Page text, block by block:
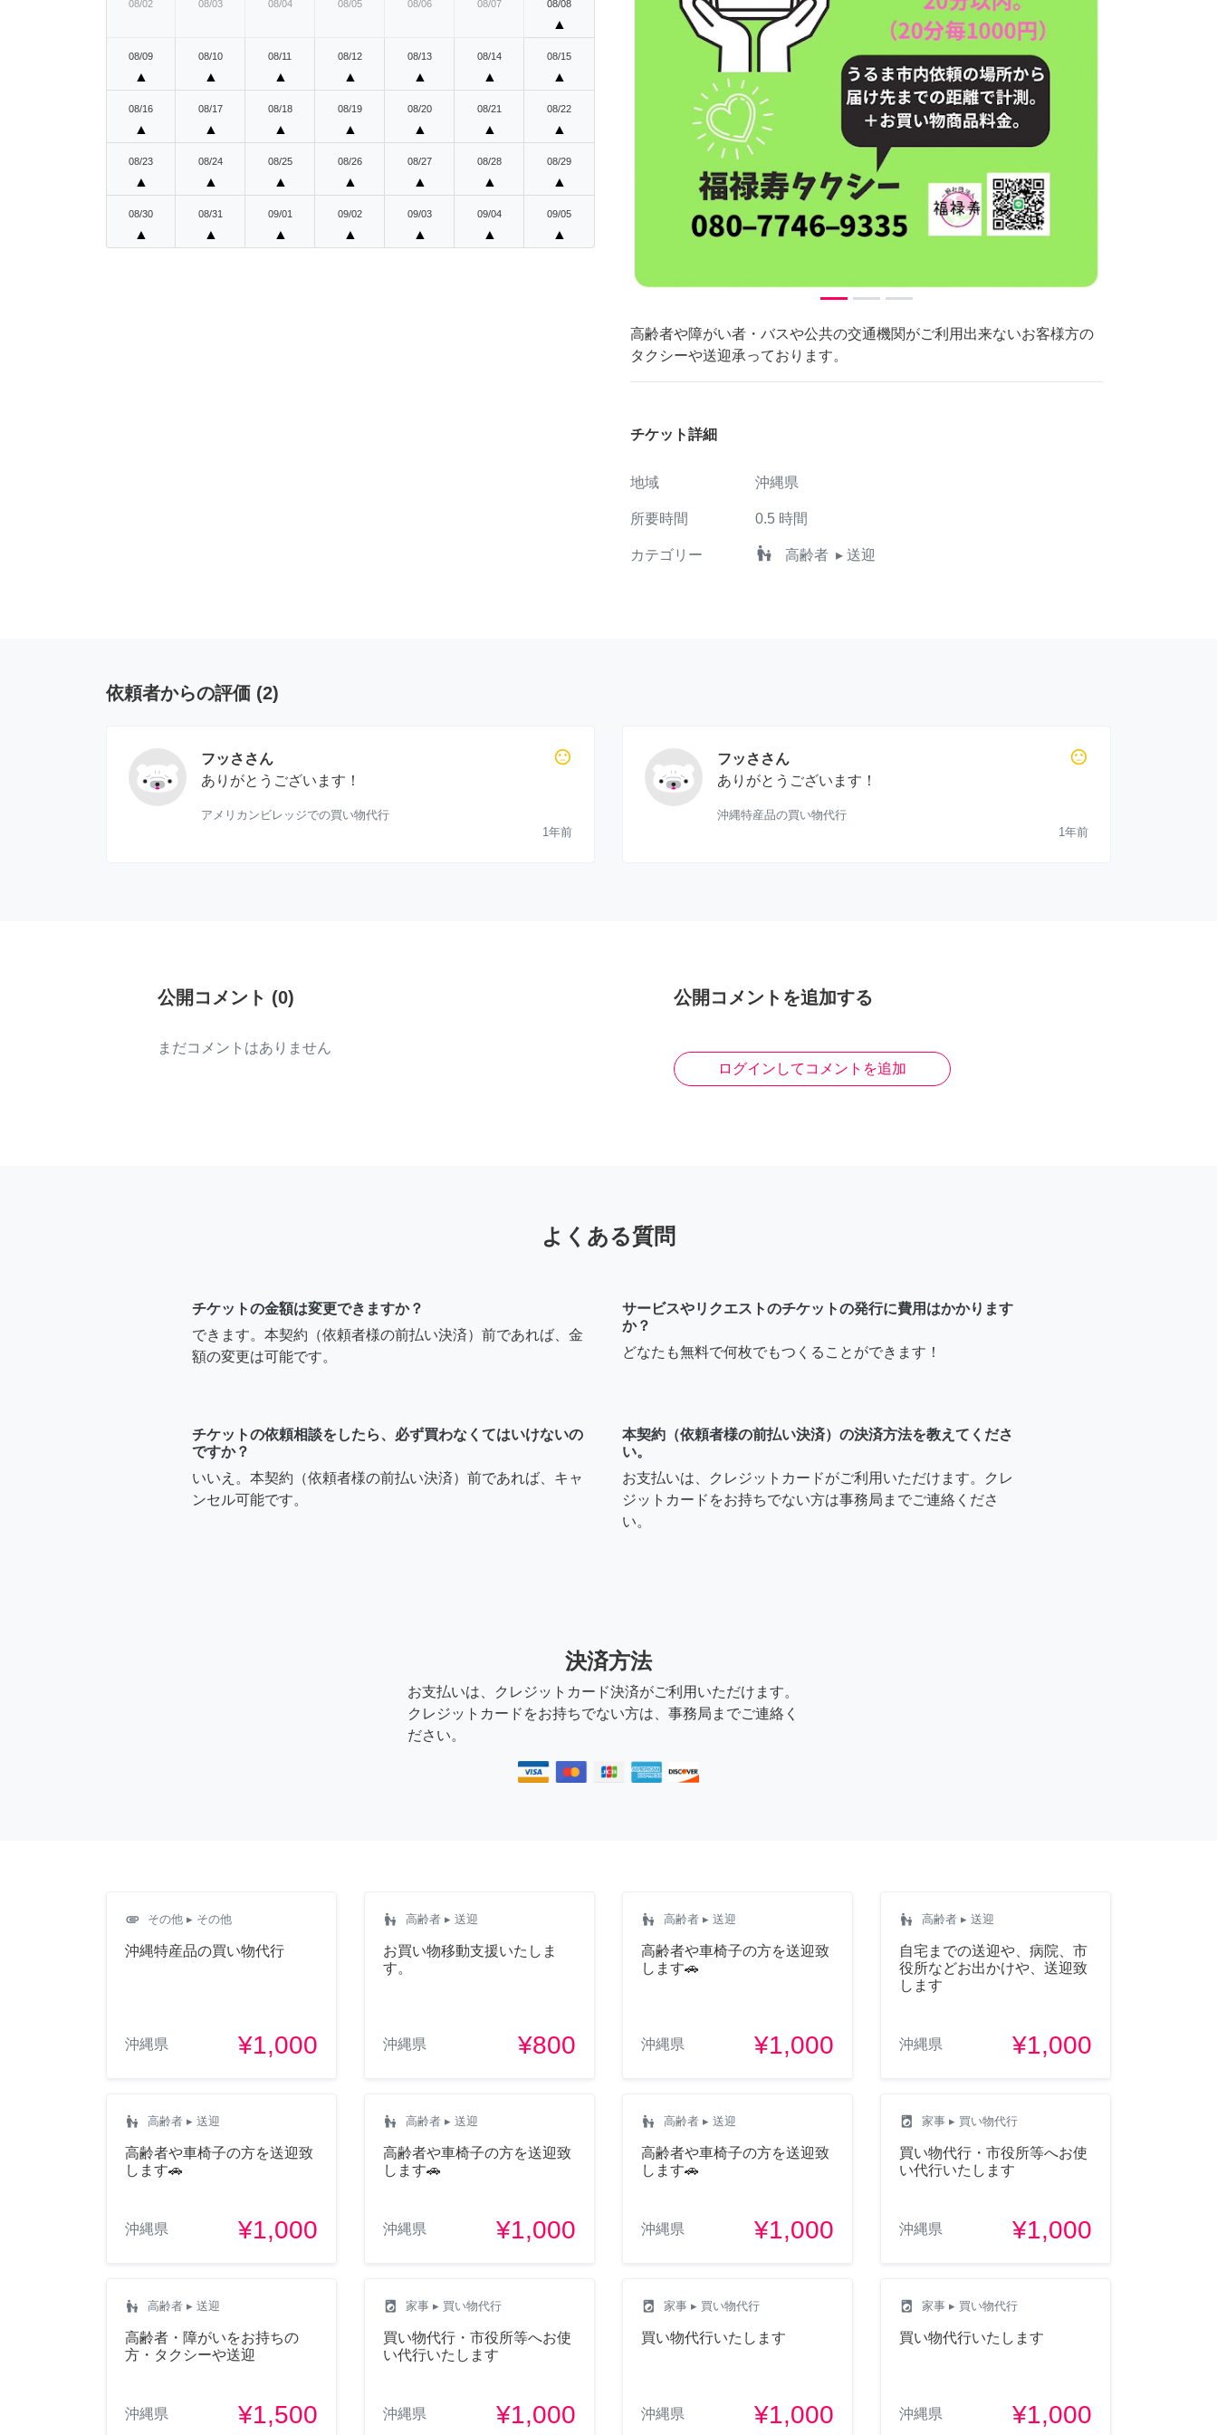
08/02 08/03 08/04 08/05 08/06 08/07 08/08
▲
08/09
▲
08/10
▲
08/11
▲
08/12
▲
08/13
▲
08/14
▲
08/15
▲
08/16
▲
08/17
▲
08/18
▲
08/19
▲
08/20
▲
08/21
▲
08/22
▲
08/23
▲
08/24
▲
08/25
▲
08/26
▲
08/27
▲
08/28
▲
08/29
▲
08/30
▲
08/31
▲
09/01
▲
09/02
▲
09/03
▲
09/04
▲
09/05
▲
高齢者や障がい者・バスや公共の交通機関がご利用出来ないお客様方の
タクシーや送迎承っております。
チケット詳細
地域 沖縄県
所要時間 0.5 時間
カテゴリー escalator_warning 高齢者 ▸ 送迎
依頼者からの評価 (2)
sentiment_neutral
フッささん
ありがとうございます！
アメリカンビレッジでの買い物代行
1年前
sentiment_neutral
フッささん
ありがとうございます！
沖縄特産品の買い物代行
1年前
公開コメント (0)
まだコメントはありません
公開コメントを追加する
ログインしてコメントを追加
よくある質問
チケットの金額は変更できますか？
できます。本契約（依頼者様の前払い決済）前であれば、金
額の変更は可能です。
サービスやリクエストのチケットの発行に費用はかかります
か？
どなたも無料で何枚でもつくることができます！
チケットの依頼相談をしたら、必ず買わなくてはいけないの
ですか？
いいえ。本契約（依頼者様の前払い決済）前であれば、キャ
ンセル可能です。
本契約（依頼者様の前払い決済）の決済方法を教えてくださ
い。
お支払いは、クレジットカードがご利用いただけます。クレ
ジットカードをお持ちでない方は事務局までご連絡くださ
い。
決済方法
お支払いは、クレジットカード決済がご利用いただけます。
クレジットカードをお持ちでない方は、事務局までご連絡く
ださい。
attachment その他 ▸ その他
沖縄特産品の買い物代行
沖縄県 ¥1,000
escalator_warning 高齢者 ▸ 送迎
お買い物移動支援いたしま
す。
沖縄県 ¥800
escalator_warning 高齢者 ▸ 送迎
高齢者や車椅子の方を送迎致
します🚗
沖縄県 ¥1,000
escalator_warning 高齢者 ▸ 送迎
自宅までの送迎や、病院、市
役所などお出かけや、送迎致
します
沖縄県 ¥1,000
escalator_warning 高齢者 ▸ 送迎
高齢者や車椅子の方を送迎致
します🚗
沖縄県 ¥1,000
escalator_warning 高齢者 ▸ 送迎
高齢者や車椅子の方を送迎致
します🚗
沖縄県 ¥1,000
escalator_warning 高齢者 ▸ 送迎
高齢者や車椅子の方を送迎致
します🚗
沖縄県 ¥1,000
local_laundry_service 家事 ▸ 買い物代行
買い物代行・市役所等へお使
い代行いたします
沖縄県 ¥1,000
escalator_warning 高齢者 ▸ 送迎
高齢者・障がいをお持ちの
方・タクシーや送迎
沖縄県 ¥1,500
local_laundry_service 家事 ▸ 買い物代行
買い物代行・市役所等へお使
い代行いたします
沖縄県 ¥1,000
local_laundry_service 家事 ▸ 買い物代行
買い物代行いたします
沖縄県 ¥1,000
local_laundry_service 家事 ▸ 買い物代行
買い物代行いたします
沖縄県 ¥1,000